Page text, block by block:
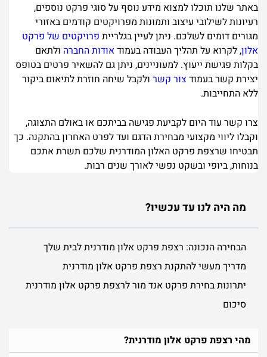
באתר שלנו תוכלו למצוא מידע נוסף על סוגי פרקט נוספים,
רעיונות לשילובי עיצוב ותמונות מפרויקטים קודמים באזורי
מגורים דומים לשלכם. ניתן לעיין בגלריית פרויקטים של פרקט
אלון, לקרוא על תהליך העבודה בעמודאודות החברה ולתאם
בקלות פגישת ייעוץ. למעוניינים, ניתן גם להשאיר פרטים בטופס
יצירת קשר בעמוד צור קשר ולקבל שיחה חוזרת לתיאום ביקור
ללא התחייבות.
צרו קשר עוד היום לקביעת פגישה בביתכם או באולם התצוגה,
וקבלו ליווי מקצועי מבחירת הדגם ועד לפרט האחרון בהתקנה. כך
תבטיחו שרצפת פרקט האלון המודרנית שלכם תשרת אתכם
בנוחות, ביופי ובשקט נפשי לאורך שנים רבות.
מה היה לנו עד עכשיו?
הבחירה הנכונה: רצפת פרקט אלון מודרנית לבית שלך
מדריך מעשי להתקנת רצפת פרקט אלון מודרנית
יתרונות בחירת פרקט אנד מור לרצפת פרקט אלון מודרנית
סיכום
מהי רצפת פרקט אלון מודרנית?